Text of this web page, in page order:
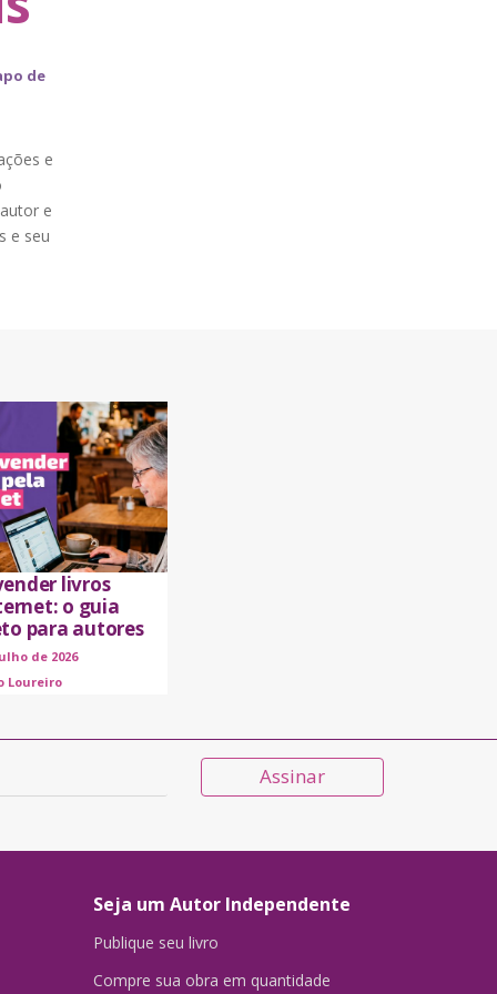
de
e
e
e seu
livros
o guia
para autores
de 2026
Loureiro
Assinar
Seja um Autor Independente
Publique seu livro
Compre sua obra em quantidade